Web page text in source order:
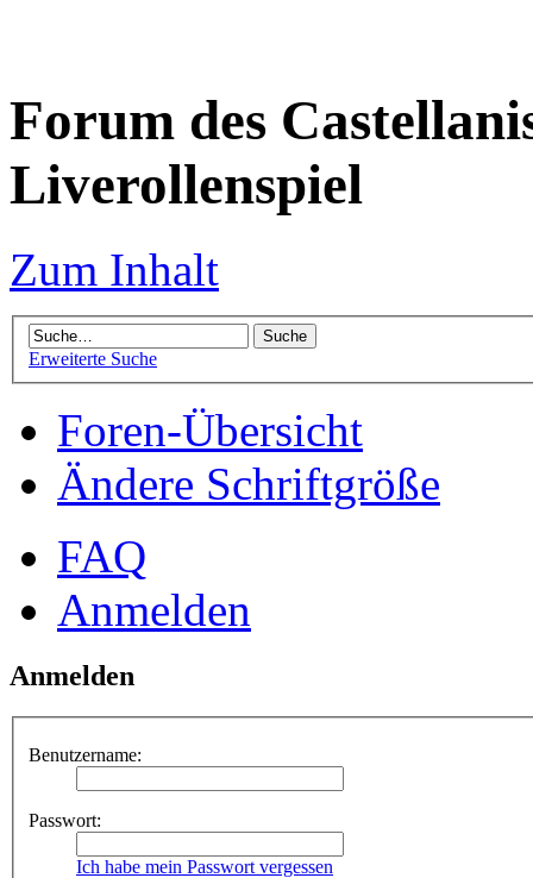
Forum des
Liverollenspiel
Zum Inhalt
Erweiterte Suche
Foren-Übersicht
Ändere Schriftgröße
FAQ
Anmelden
Anmelden
Benutzername:
Passwort:
Ich habe mein Passwort vergessen